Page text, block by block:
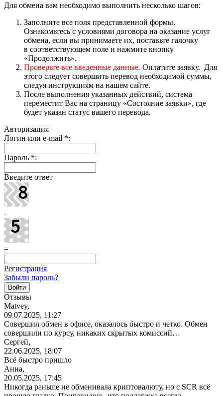
Для обмена вам необходимо выполнить несколько шагов:
Заполните все поля представленной формы.
Ознакомьтесь с условиями договора на оказание услуг
обмена, если вы принимаете их, поставьте галочку
в соответствующем поле и нажмите кнопку
«Продолжить».
Проверьте все введенные данные. Оплатите заявку. Для
этого следует совершить перевод необходимой суммы,
следуя инструкциям на нашем сайте.
После выполнения указанных действий, система
переместит Вас на страницу «Состояние заявки», где
будет указан статус вашего перевода.
Авторизация
Логин или e-mail *:
Пароль *:
Введите ответ
-
=
Регистрация
Забыли пароль?
Отзывы
Matvey,
09.07.2025, 11:27
Совершил обмен в офисе, оказалось быстро и четко. Обмен
совершили по курсу, никаких скрытых комиссий…
Сергей,
22.06.2025, 18:07
Всё быстро пришло
Анна,
20.05.2025, 17:45
Никогда раньше не обменивала криптовалюту, но с SCR всё